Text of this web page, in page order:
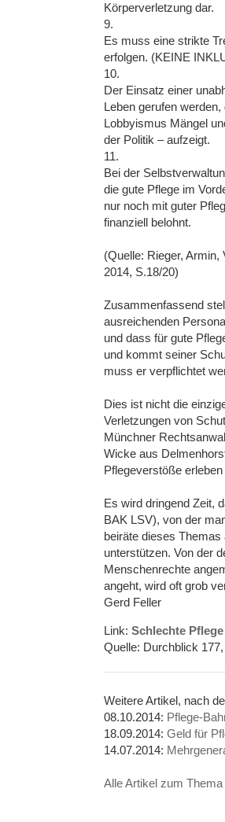
Körperverletzung dar.
9.
Es muss eine strikte
erfolgen. (KEINE
10.
Der Einsatz einer
Leben gerufen
Lobbyismus Mängel
der Politik – aufzeigt.
11.
Bei der
die gute Pflege im
nur noch mit guter
finanziell belohnt.
(Quelle: Rieger,
2014, S.18/20)
Zusammenfassend
ausreichenden
und dass für gute
und kommt seiner
muss er verpflichtet
Dies ist nicht die
Verletzungen von
Münchner
Wicke aus
Pflegeverstöße
Es wird dringend Zeit,
BAK LSV), von der
beiräte dieses
unterstützen. Von der
Menschenrechte
angeht, wird oft grob
Gerd Feller
Link: Schlechte
Quelle: Durchblick
Weitere Artikel, nach
08.10.2014: Pflege-
18.09.2014: Geld für
14.07.2014:
Alle Artikel zum Thema